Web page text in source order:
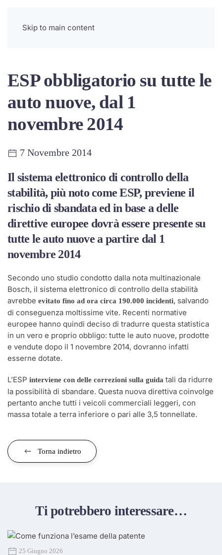
Skip to main content
ESP obbligatorio su tutte le
auto nuove, dal 1
novembre 2014
7 Novembre 2014
Il sistema elettronico di controllo della
stabilità, più noto come ESP, previene il
rischio di sbandata ed in base a delle
direttive europee dovrà essere presente su
tutte le auto nuove a partire dal 1
novembre 2014
Secondo uno studio condotto dalla nota multinazionale
Bosch, il sistema elettronico di controllo della stabilità
avrebbe evitato fino ad ora circa 190.000 incidenti, salvando
di conseguenza moltissime vite. Recenti normative
europee hanno quindi deciso di tradurre questa statistica
in un vero e proprio obbligo: tutte le auto nuove, prodotte
e vendute dopo il 1 novembre 2014, dovranno infatti
esserne dotate.
L’ESP interviene con delle correzioni sulla guida tali da ridurre
la possibilità di sbandare. Questa nuova direttiva coinvolge
pertanto anche tutti i veicoli commerciali leggeri, con
massa totale a terra inferiore o pari alle 3,5 tonnellate.
Torna indietro
Ti potrebbero interessare…
25 Giugno 2026